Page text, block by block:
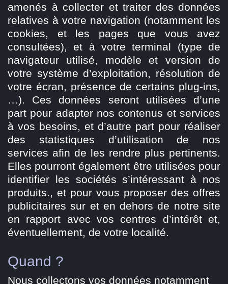
amenés à collecter et traiter des données
relatives à votre navigation (notamment les
cookies, et les pages que vous avez
consultées), et à votre terminal (type de
navigateur utilisé, modèle et version de
votre système d’exploitation, résolution de
votre écran, présence de certains plug-ins,
…). Ces données seront utilisées d’une
part pour adapter nos contenus et services
à vos besoins, et d’autre part pour réaliser
des statistiques d’utilisation de nos
services afin de les rendre plus pertinents.
Elles pourront également être utilisées pour
identifier les sociétés s’intéressant à nos
produits., et pour vous proposer des offres
publicitaires sur et en dehors de notre site
en rapport avec vos centres d’intérêt et,
éventuellement, de votre localité.
Quand ?
Nous collectons vos données notamment